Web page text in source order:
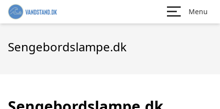
Menu
Sengebordslampe.dk